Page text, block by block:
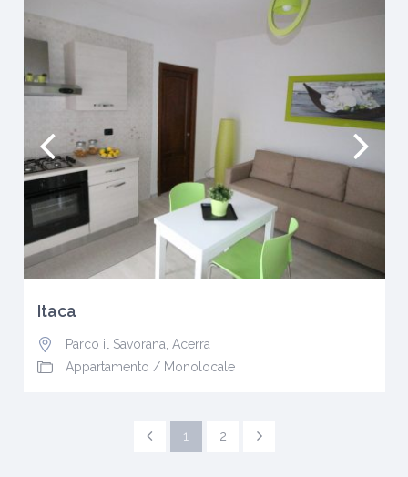
Itaca
Parco il Savorana Acerra
Appartamento / Monolocale
1 2